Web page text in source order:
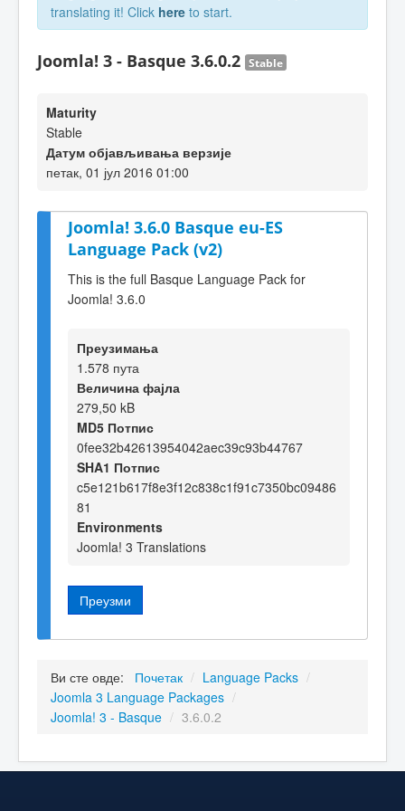
translating it! Click here to start.
Joomla! 3 - Basque 3.6.0.2 Stable
Maturity
Stable
Датум објављивања верзије
петак, 01 јул 2016 01:00
Joomla! 3.6.0 Basque eu-ES
Language Pack (v2)
This is the full Basque Language Pack for
Joomla! 3.6.0
Преузимања
1.578 пута
Величина фајла
279,50 kB
MD5 Потпис
0fee32b42613954042aec39c93b44767
SHA1 Потпис
c5e121b617f8e3f12c838c1f91c7350bc09486
81
Environments
Joomla! 3 Translations
Преузми
Ви сте овде: Почетак / Language Packs /
Joomla 3 Language Packages /
Joomla! 3 - Basque / 3.6.0.2